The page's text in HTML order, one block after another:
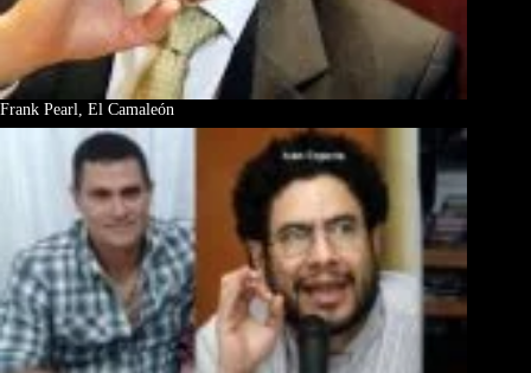
Frank Pearl, El Camaleón